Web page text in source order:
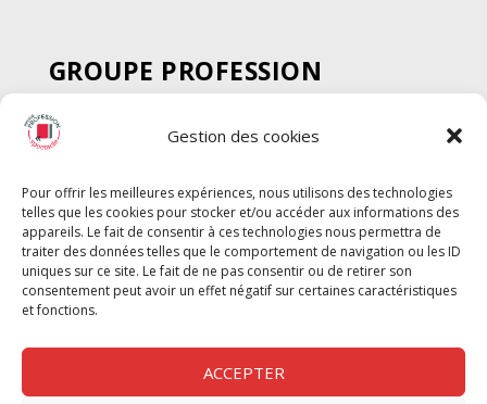
Gestion des cookies
Pour offrir les meilleures expériences, nous utilisons des technologies
telles que les cookies pour stocker et/ou accéder aux informations des
appareils. Le fait de consentir à ces technologies nous permettra de
traiter des données telles que le comportement de navigation ou les ID
uniques sur ce site. Le fait de ne pas consentir ou de retirer son
consentement peut avoir un effet négatif sur certaines caractéristiques
et fonctions.
ACCEPTER
GROUPE PROFESSION
SPECTACLE
Chèque Intermittents
Chèque Compta
Chèque Emploi Spectacle
G-Pods
Profession Audio-visuel